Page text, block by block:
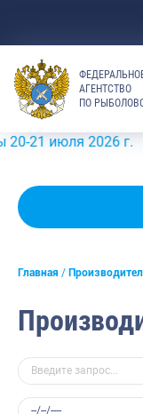
АГЕНТСТВО
ПО
2026 г. На
Главная